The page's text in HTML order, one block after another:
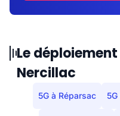
Le
Nercillac
5G à Réparsac